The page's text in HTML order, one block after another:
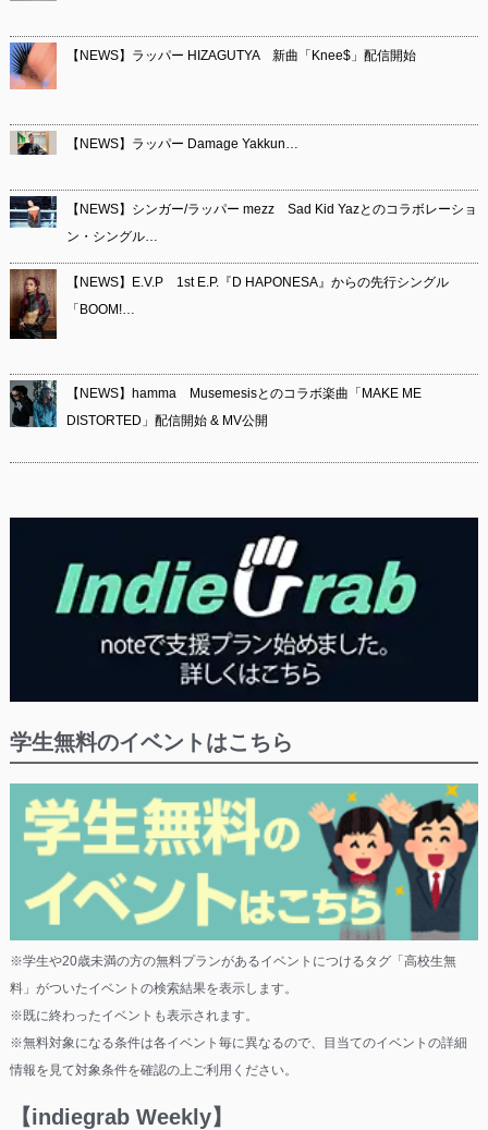
【NEWS】ラッパー HIZAGUTYA 新曲「Knee$」配信開始
【NEWS】ラッパー Damage Yakkun…
【NEWS】シンガー/ラッパー mezz Sad Kid Yazとのコラボレーショ
ン・シングル…
【NEWS】E.V.P 1st E.P.『D HAPONESA』からの先行シングル
「BOOM!…
【NEWS】hamma Musemesisとのコラボ楽曲「MAKE ME
DISTORTED」配信開始 & MV公開
学生無料のイベントはこちら
※学生や20歳未満の方の無料プランがあるイベントにつけるタグ「高校生無
料」がついたイベントの検索結果を表示します。
※既に終わったイベントも表示されます。
※無料対象になる条件は各イベント毎に異なるので、目当てのイベントの詳細
情報を見て対象条件を確認の上ご利用ください。
【indiegrab Weekly】